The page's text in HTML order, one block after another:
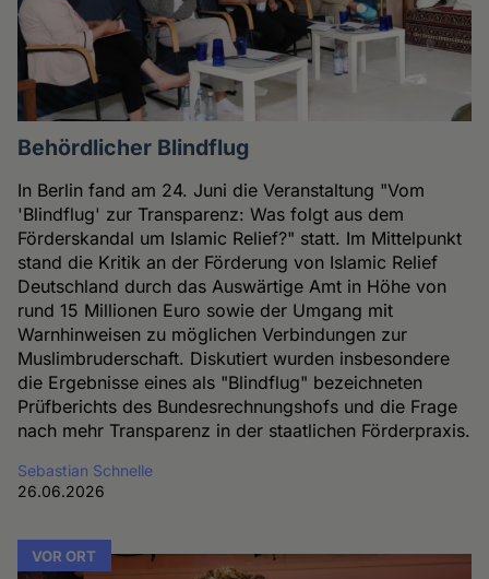
Behördlicher Blindflug
In Berlin fand am 24. Juni die Veranstaltung "Vom
'Blindflug' zur Transparenz: Was folgt aus dem
Förderskandal um Islamic Relief?" statt. Im Mittelpunkt
stand die Kritik an der Förderung von Islamic Relief
Deutschland durch das Auswärtige Amt in Höhe von
rund 15 Millionen Euro sowie der Umgang mit
Warnhinweisen zu möglichen Verbindungen zur
Muslimbruderschaft. Diskutiert wurden insbesondere
die Ergebnisse eines als "Blindflug" bezeichneten
Prüfberichts des Bundesrechnungshofs und die Frage
nach mehr Transparenz in der staatlichen Förderpraxis.
Sebastian Schnelle
26.06.2026
VOR ORT